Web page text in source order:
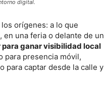
digital.
orígenes: a lo que
en una feria o delante de un
ganar visibilidad local
para presencia móvil,
para captar desde la calle y